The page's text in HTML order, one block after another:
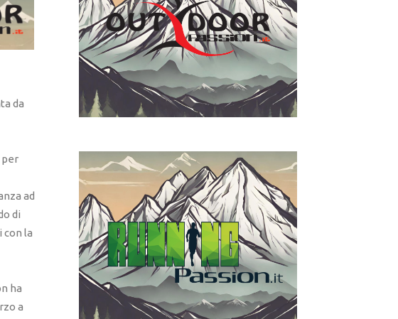
da
per
ad
di
con la
ha
a